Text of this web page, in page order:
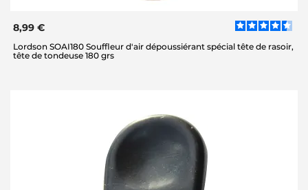
8,99 €
Lordson SOAI180 Souffleur d'air dépoussiérant spécial tête de rasoir,
tête de tondeuse 180 grs